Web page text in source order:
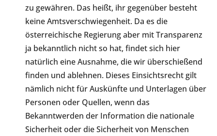
zu gewähren. Das heißt, ihr gegenüber besteht
keine Amtsverschwiegenheit. Da es die
österreichische Regierung aber mit Transparenz
ja bekanntlich nicht so hat, findet sich hier
natürlich eine Ausnahme, die wir überschießend
finden und ablehnen. Dieses Einsichtsrecht gilt
nämlich nicht für Auskünfte und Unterlagen über
Personen oder Quellen, wenn das
Bekanntwerden der Information die nationale
Sicherheit oder die Sicherheit von Menschen